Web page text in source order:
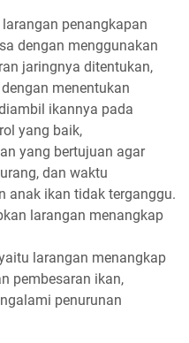
penangkapan
dengan menggunakan
jaringnya ditentukan,
menentukan
ikannya pada
yang baik,
yang bertujuan agar
dan waktu
anak ikan tidak terganggu.
larangan menangkap
larangan menangkap
pembesaran ikan,
penurunan